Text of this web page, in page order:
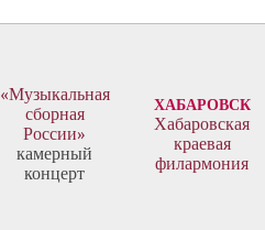
«Музыкальная
сборная
России»
камерный
концерт
ХАБАРОВСК
Хабаровская
краевая
филармония